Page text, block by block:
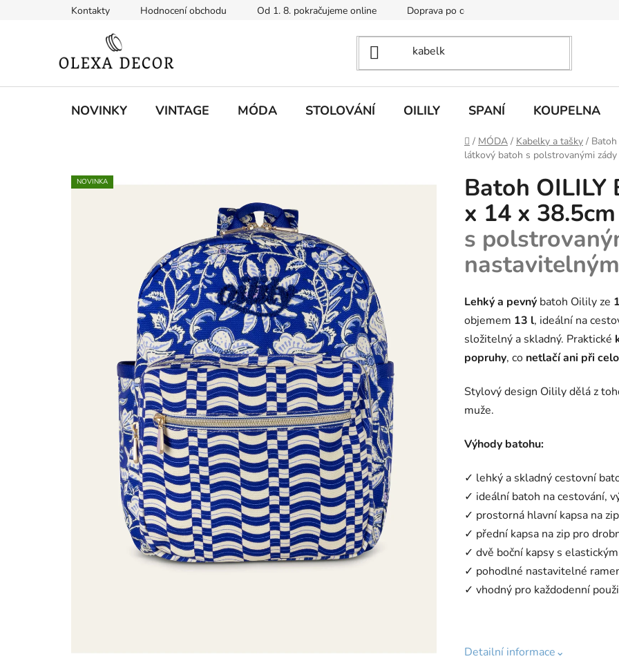
Kontakty Hodnocení obchodu Od 1. 8. pokračujeme online Doprava po celé EU
NOVINKY VINTAGE MÓDA STOLOVÁNÍ OILILY SPANÍ KOUPELNA
Domů
/ MÓDA / Kabelky a tašky /
látkový batoh s polstrovanými
Batoh
x 14 x 38.5cm
s
Lehký a pevný batoh Oilily ze
objemem 13 l, ideální na
složitelný a skladný. Praktické
popruhy, co netlačí ani při
Stylový design Oilily dělá z
muže.
Výhody batohu:
✓ lehký a skladný cestovní
✓ ideální batoh na cestování,
✓ prostorná hlavní kapsa na zip
✓ přední kapsa na zip pro
✓ dvě boční kapsy s
✓ pohodlné nastavitelné
✓ vhodný pro každodenní
Detailní informace⌄
NOVINKA